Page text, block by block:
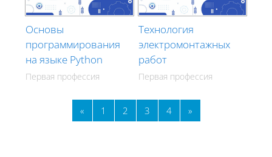
Основы
программирования
на языке Python
Первая профессия
Технология
электромонтажных
работ
Первая профессия
«Предыдущая страница
1 Страница 1
2 Страница 2
3Страница 3
4Страница 4
»Следующая